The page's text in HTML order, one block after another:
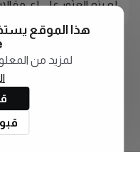
لم يتم العثور على أي
هذا الموقع
لمزيد من